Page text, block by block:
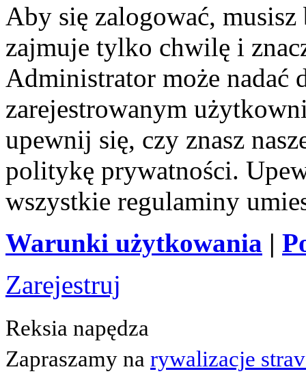
Aby się zalogować,
zajmuje tylko chwilę i
Administrator może nadać
zarejestrowanym
upewnij się, czy znasz
politykę prywatności.
wszystkie regulaminy
Warunki użytkowania |
Zarejestruj
Reksia napędza
Zapraszamy na rywalizacje